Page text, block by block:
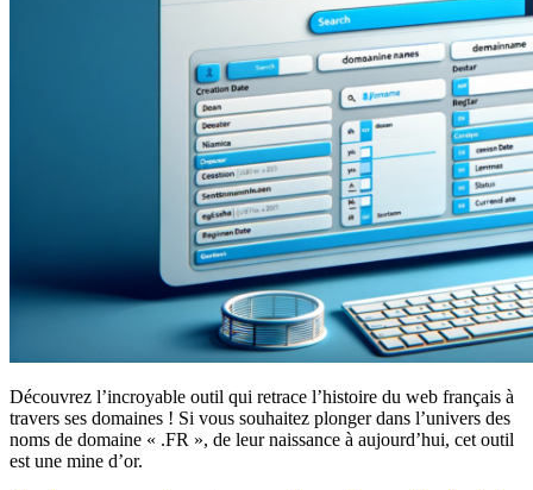
Découvrez l’incroyable outil qui retrace l’histoire du web français à
travers ses domaines ! Si vous souhaitez plonger dans l’univers des
noms de domaine « .FR », de leur naissance à aujourd’hui, cet outil
est une mine d’or.